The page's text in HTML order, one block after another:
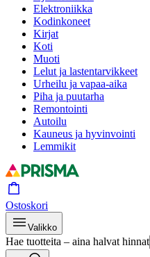
Elektroniikka
Kodinkoneet
Kirjat
Koti
Muoti
Lelut ja lastentarvikkeet
Urheilu ja vapaa-aika
Piha ja puutarha
Remontointi
Autoilu
Kauneus ja hyvinvointi
Lemmikit
Ostoskori
Valikko
Hae tuotteita – aina halvat hinnat